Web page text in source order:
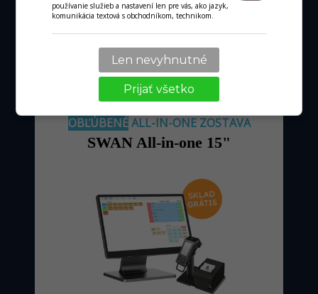
MÁM ZÁUJEM
OBĽÚBENÉALL-IN-ONE ZOSTAVA
SWAN All-in-one 15"
používanie služieb a nastavení len pre vás, ako jazyk,
komunikácia textová s obchodníkom, technikom.
Len nevyhnutné
Prijať všetko